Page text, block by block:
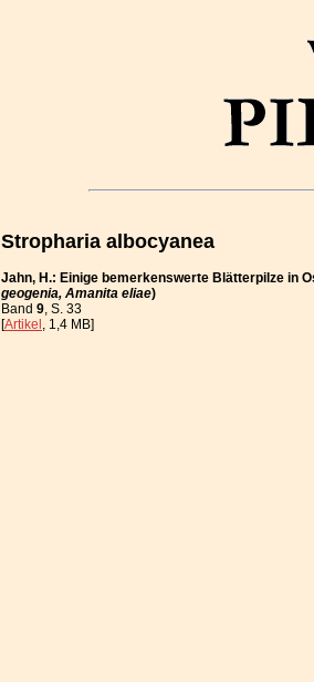
Stropharia albocyanea
Jahn, H.: Einige bemerkenswerte Blätterpilze in
geogenia, Amanita eliae)
Band 9, S. 33
[Artikel, 1,4 MB]